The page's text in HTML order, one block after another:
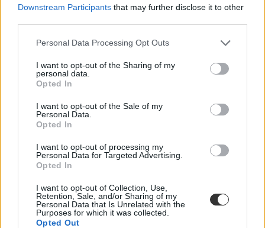
Downstream Participants that may further disclose it to other
Personal Data Processing Opt Outs
I want to opt-out of the Sharing of my
personal data.
Opted In
I want to opt-out of the Sale of my
Personal Data.
Opted In
I want to opt-out of processing my
Personal Data for Targeted Advertising.
Opted In
I want to opt-out of Collection, Use,
Retention, Sale, and/or Sharing of my
Personal Data that Is Unrelated with the
Purposes for which it was collected.
Opted Out
Véget értek az emelt szintű szóbelik az őszi érettségin:
így pontozzák a vizsgákat
Hogyan áll össze az érettségi pontszáma és osztályzata, milyen
nem értétek egyet a szóbeli értékelésével?
Érettségi-felvételi
Ilyenek lesznek a szóbeli vizsgák az őszi érettségin:
feladatok, pontszámítás
Alig egy hét múlva kezdődnek a szóbeli vizsgák az őszi érettségi
időszakban. Itt vannak a legfontosabb tudnivalók.
Érettségi-felvételi